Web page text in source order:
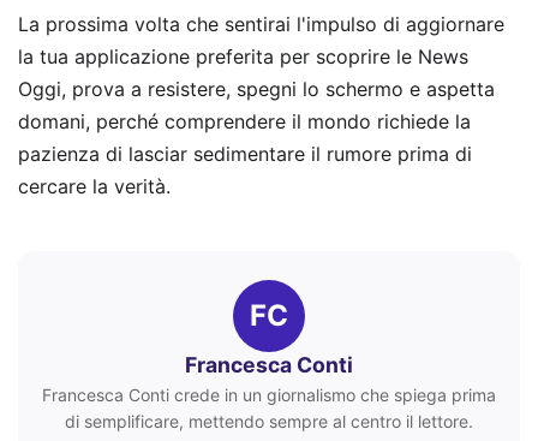
La prossima volta che sentirai l'impulso di aggiornare
la tua applicazione preferita per scoprire le News
Oggi, prova a resistere, spegni lo schermo e aspetta
domani, perché comprendere il mondo richiede la
pazienza di lasciar sedimentare il rumore prima di
cercare la verità.
FC
Francesca Conti
Francesca Conti crede in un giornalismo che spiega prima
di semplificare, mettendo sempre al centro il lettore.